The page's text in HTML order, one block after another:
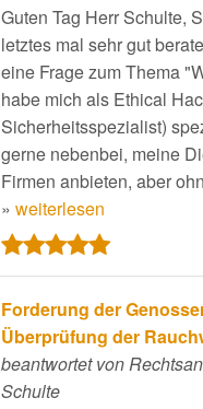
Guten Tag Herr Schulte,
letztes mal sehr gut
eine Frage zum Thema
habe mich als Ethical
Sicherheitsspezialist)
gerne nebenbei, meine
Firmen anbieten, aber
» weiterlesen
Forderung der
Überprüfung der
beantwortet von
Schulte